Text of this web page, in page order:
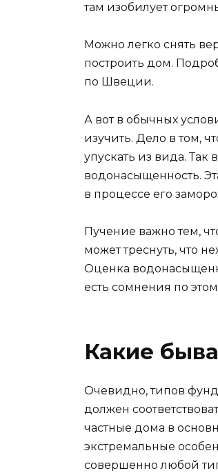
там изобилует
Можно легко снять
построить дом.
по Швеции.
А вот в обычных
изучить. Дело в том,
упускать из вида. Так
водонасыщенность.
в процессе его
Пучение важно тем,
может треснуть, что
Оценка
есть сомнения по
Какие
Очевидно, типов
должен
частные дома в
экстремальные
совершенно любой